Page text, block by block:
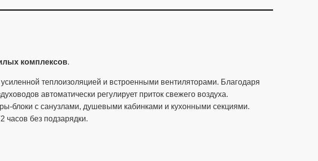
комплексов.
теплоизоляцией и встроенными вентиляторами. Благодаря
автоматически регулирует приток свежего воздуха.
блоки с санузлами, душевыми кабинками и кухонными секциями.
часов без подзарядки.